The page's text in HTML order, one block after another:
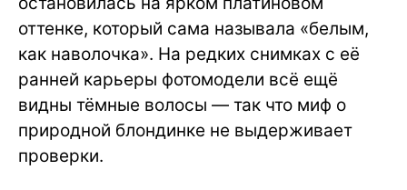
оттенке, который сама называла «белым,
как наволочка». На редких снимках с её
ранней карьеры фотомодели всё ещё
видны тёмные волосы — так что миф о
природной блондинке не выдерживает
проверки.